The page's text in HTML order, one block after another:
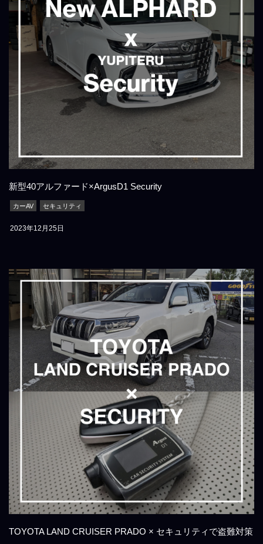
新型40アルファード×ArgusD1 Security
カーAV セキュリティ
2023年12月25日
TOYOTA LAND CRUISER PRADO × セキュリティで盗難対策